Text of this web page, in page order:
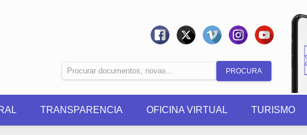
de
TRANSPARENCIA OFICINA VIRTUAL TURISMO